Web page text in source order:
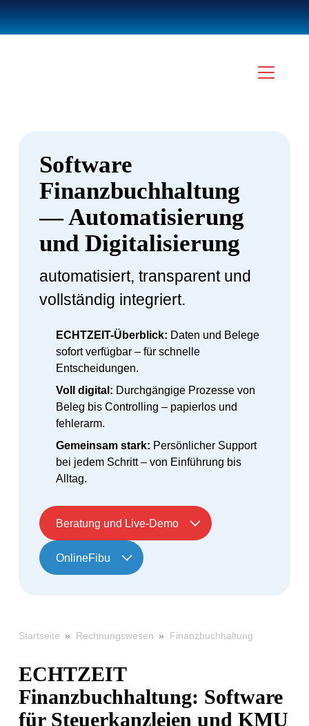
Software
Finanzbuchhaltung
— Automatisierung
und Digitalisierung
automatisiert, transparent und
vollständig integriert.
ECHTZEIT-Überblick: Daten und Belege
sofort verfügbar – für schnelle
Entscheidungen.
Voll digital: Durchgängige Prozesse von
Beleg bis Controlling – papierlos und
fehlerarm.
Gemeinsam stark: Persönlicher Support
bei jedem Schritt – von Einführung bis
Alltag.
Beratung und Live-Demo
OnlineFibu
Startseite » Rechnungswesen » Finanzbuchhaltung
ECHTZEIT
Finanzbuchhaltung: Software
für Steuerkanzleien und KMU